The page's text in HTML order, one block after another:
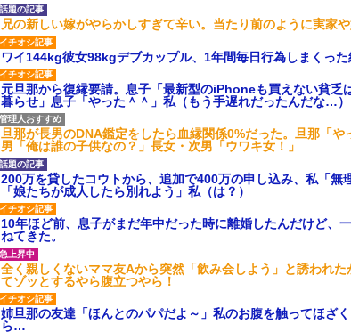
兄の新しい嫁がやらかしすぎて辛い。当たり前のように実家
ワイ144kg彼女98kgデブカップル、1年間毎日行為しまくった
元旦那から復縁要請。息子「最新型のiPhoneも買えない貧乏
暮らせ」息子「やった＾＾」私（もう手遅れだったんだな…）
旦那が長男のDNA鑑定をしたら血縁関係0%だった。旦那「
男「俺は誰の子供なの？」長女・次男「ウワキ女！」
200万を貸したコウトから、追加で400万の申し込み、私「無
「娘たちが成人したら別れよう」私（は？）
10年ほど前、息子がまだ年中だった時に離婚したんだけど、
ねてきた。
全く親しくないママ友Aから突然「飲み会しよう」と誘われ
てゾッとするやら腹立つやら！
姉旦那の友達「ほんとのパパだよ～」私のお腹を触ってほざ
ら…